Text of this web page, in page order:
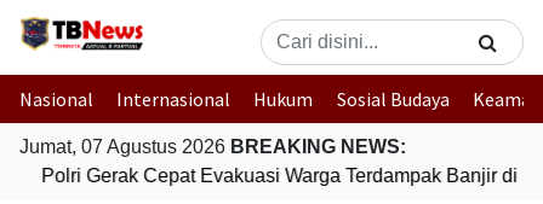
Nasional Internasional Hukum Sosial Budaya
Jumat, 07 Agustus 2026 BREAKING NEWS:
Polri Gerak Cepat Evakuasi Warga Terdampak Banjir di